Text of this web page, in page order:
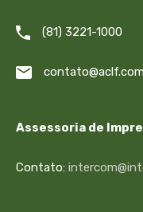
(81) 3221-1000
Assessoria de
Contato: